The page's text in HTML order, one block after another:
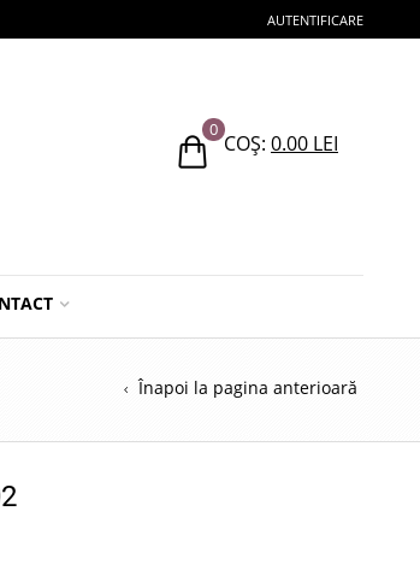
AUTENTIFICARE
0
COȘ: 0.00 LEI
Înapoi la pagina anterioară